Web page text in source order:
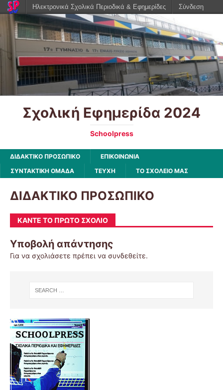
Σχολική Εφημερίδα 2024
Schoolpress
ΔΙΔΑΚΤΙΚΟ ΠΡΟΣΩΠΙΚΟ
ΕΠΙΚΟΙΝΩΝΙΑ
ΣΥΝΤΑΚΤΙΚΗ ΟΜΑΔΑ
ΤΕΥΧΗ ΤΟ ΣΧΟΛΕΙΟ ΜΑΣ
ΔΙΔΑΚΤΙΚΟ ΠΡΟΣΩΠΙΚΟ
ΚΆΝΤΕ ΤΟ ΠΡΏΤΟ ΣΧΌΛΙΟ
Υποβολή απάντησης
Για να σχολιάσετε πρέπει να συνδεθείτε.
Ηλεκτρονικά Σχολικά Περιοδικά & Εφημερίδες Σύνδεση